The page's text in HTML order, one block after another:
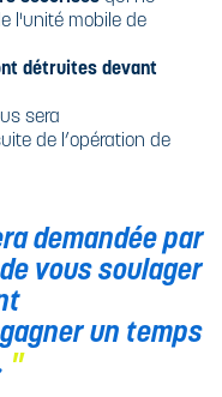
l'unité mobile de
détruites devant
sera
de l’opération de
demandée par
vous soulager
un temps